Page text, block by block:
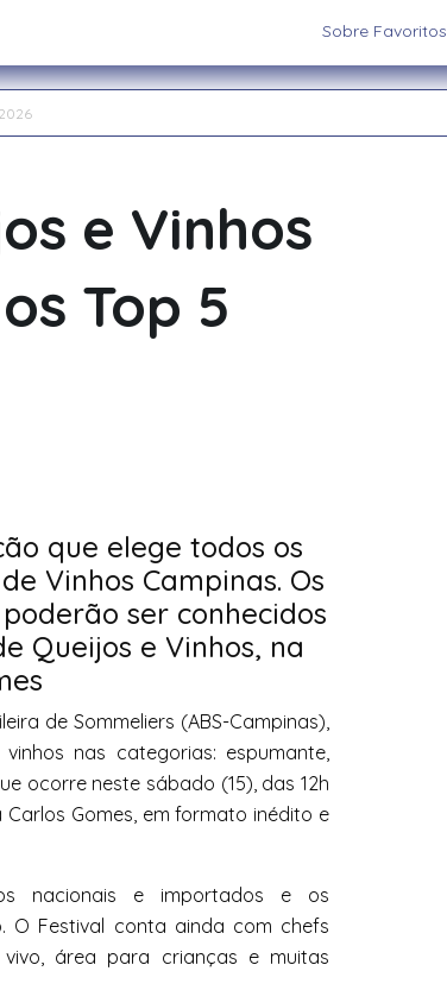
Sobre Favoritos
de Papéis e a Construção de Mundos
Week acontece até 20 de abril na região
e Vinhos
Top 5
que elege todos os
Vinhos Campinas. Os
ser conhecidos
Queijos e Vinhos, na
de Sommeliers (ABS-Campinas),
vinhos nas categorias: espumante,
ocorre neste sábado (15), das 12h
Carlos Gomes, em formato inédito e
nacionais e importados e os
O Festival conta ainda com chefs
área para crianças e muitas